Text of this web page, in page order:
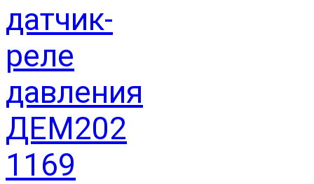
датчик-
реле
давления
ДЕМ202
1169